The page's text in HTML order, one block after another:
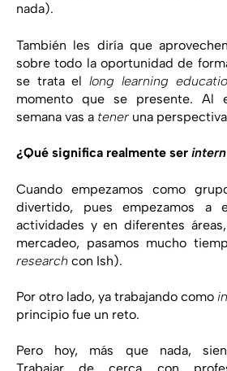
nada).
También les diría que
sobre todo la oportunidad de
se trata ellong learning
momento que se presente. Al
semana vas a tener una
¿Qué significa realmente ser intern
Cuando empezamos como
divertido, pues empezamos a
actividades y en diferentes
mercadeo, pasamos mucho
research con Ish).
Por otro lado, ya trabajando como
principio fue un reto.
Pero hoy, más que nada,